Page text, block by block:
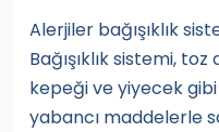
Alerjiler bağışıklık
Bağışıklık sistemi,
kepeği ve yiyecek
yabancı maddelerle